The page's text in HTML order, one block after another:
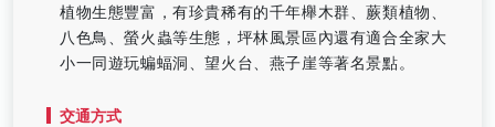
植物生態豐富，有珍貴稀有的千年櫸木群、蕨類植物、
八色鳥、螢火蟲等生態，坪林風景區內還有適合全家大
小一同遊玩蝙蝠洞、望火台、燕子崖等著名景點。
交通方式